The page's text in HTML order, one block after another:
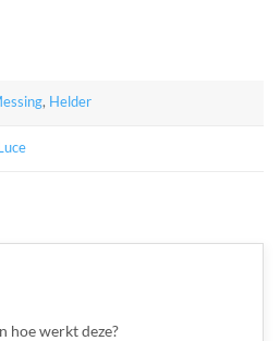
, Helder
hoe werkt deze?